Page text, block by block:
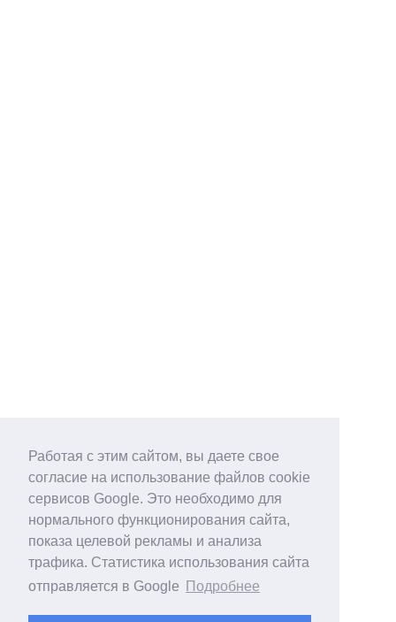
Работая с этим сайтом, вы даете свое
согласие на использование файлов cookie
сервисов Google. Это необходимо для
нормального функционирования сайта,
показа целевой рекламы и анализа
трафика. Статистика использования сайта
отправляется в Google
Подробнее